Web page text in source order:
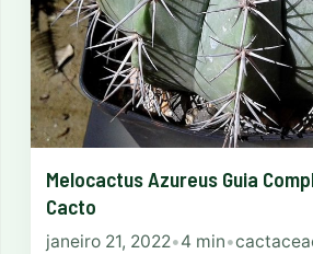
Melocactus Azureus Guia
Cacto
janeiro 21, 2022•4 min•